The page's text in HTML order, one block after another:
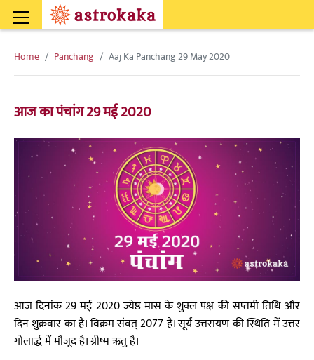
Home Panchang Aaj Ka Panchang 29 May 2020
आज का पंचांग 29 मई 2020
आज दिनांक 29 मई 2020 ज्येष्ठ मास के शुक्ल पक्ष की सप्तमी तिथि और
दिन शुक्रवार का है। विक्रम संवत् 2077 है। सूर्य उत्तरायण की स्थिति में उत्तर
गोलार्द्ध में मौजूद है। ग्रीष्म ऋतु है।